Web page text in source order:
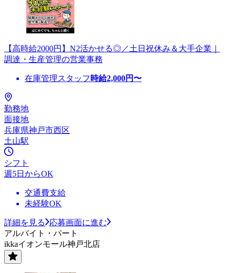
【高時給2000円】N2活かせる◎／土日祝休み＆大手企業｜
調達・生産管理の営業事務
在庫管理スタッフ 時給2,000円〜
勤務地
面接地
兵庫県神戸市西区
土山駅
シフト
週5日からOK
交通費支給
未経験OK
詳細を見る
応募画面に進む
アルバイト・パート
ikkaイオンモール神戸北店